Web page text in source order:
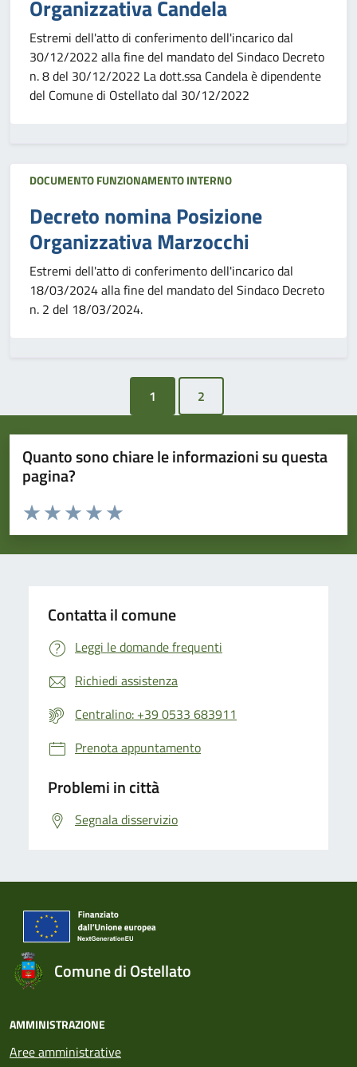
Organizzativa Candela
Estremi dell'atto di conferimento dell'incarico dal
30/12/2022 alla fine del mandato del Sindaco Decreto
n. 8 del 30/12/2022 La dott.ssa Candela è dipendente
del Comune di Ostellato dal 30/12/2022
DOCUMENTO FUNZIONAMENTO INTERNO
Decreto nomina Posizione
Organizzativa Marzocchi
Estremi dell'atto di conferimento dell'incarico dal
18/03/2024 alla fine del mandato del Sindaco Decreto
n. 2 del 18/03/2024.
1
Quanto sono chiare le informazioni su questa
pagina?
Valuta da 1 a 5 stelle la pagina
Valuta 5 stelle su 5
Valuta 4 stelle su 5
Valuta 3 stelle su 5
Valuta 2 stelle su 5
Valuta 1 stelle su 5
Contatta il comune
Leggi le domande frequenti
Richiedi assistenza
Centralino: +39 0533 683911
Prenota appuntamento
Problemi in città
Segnala disservizio
Comune di Ostellato
AMMINISTRAZIONE
Aree amministrative